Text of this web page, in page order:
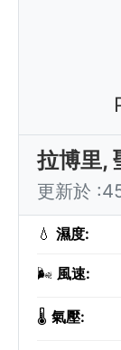
拉博里,
更新於
💧 濕度:
🌬️ 風速:
🌡️ 氣壓: